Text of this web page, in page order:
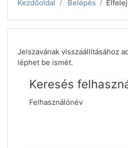
Kezdőoldal Belépés
Jelszavának visszaállításához
léphet be ismét.
Keresés
Felhasználónév